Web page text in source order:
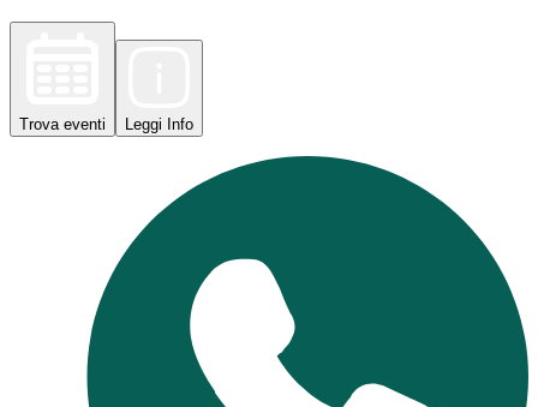
Trova eventi Leggi Info